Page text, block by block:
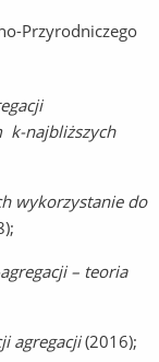
Przyrodniczego
k-najbliższych
wykorzystanie do
– teoria
agregacji(2016);